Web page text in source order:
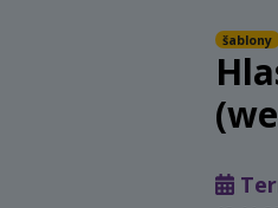
šablony